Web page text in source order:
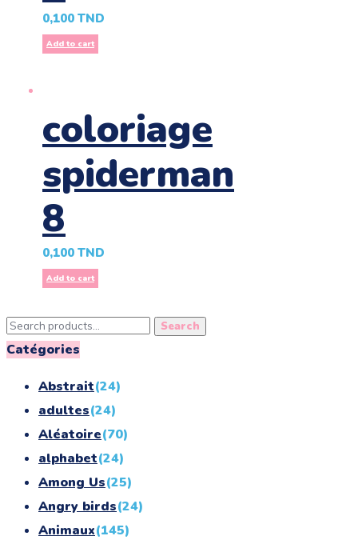
0,100 TND
Add to cart
coloriage
spiderman
8
0,100 TND
Add to cart
Search
for:
Search
Catégories
Abstrait(24)
adultes(24)
Aléatoire(70)
alphabet(24)
Among Us(25)
Angry birds(24)
Animaux(145)